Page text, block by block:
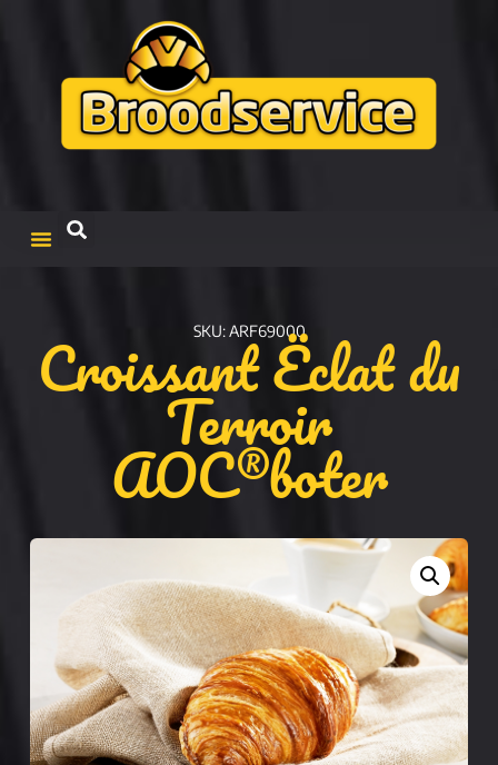
SKU: ARF69000
Croissant Ëclat du
Terroir
AOC®boter